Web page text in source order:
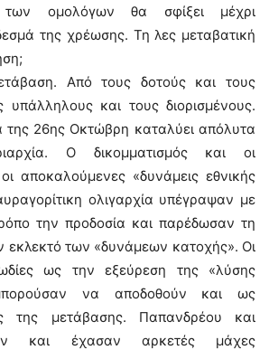
των ομολόγων θα σφίξει μέχρι
της χρέωσης. Τη λες μεταβατική
Από τους δοτούς και τους
υπάλληλους και τους διορισμένους.
26ης Οκτώβρη καταλύει απόλυτα
Ο δικομματισμός και οι
αποκαλούμενες «δυνάμεις εθνικής
ολιγαρχία υπέγραψαν με
την προδοσία και παρέδωσαν τη
εκλεκτό των «δυνάμεων κατοχής». Οι
ως την εξεύρεση της «λύσης
να αποδοθούν και ως
της μετάβασης. Παπανδρέου και
και έχασαν αρκετές μάχες